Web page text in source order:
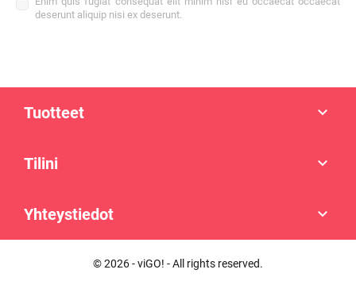
deserunt aliquip nisi ex deserunt.
Tuotteet 
Tilini 
Yhteystiedot 
© 2026 - viGO! - All rights reserved.